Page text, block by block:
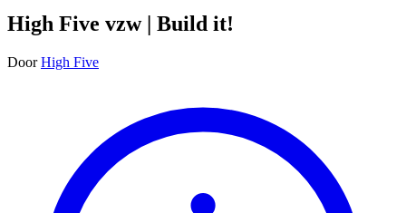
High Five vzw | Build it!
Door High Five